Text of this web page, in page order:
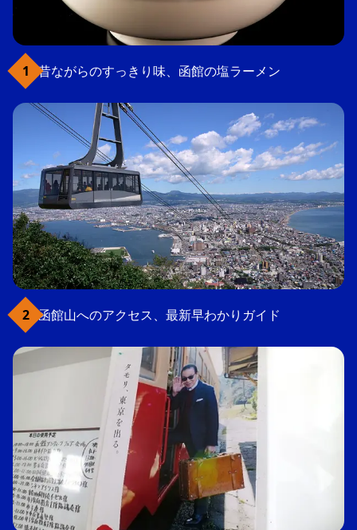
昔ながらのすっきり味、函館の塩ラーメン
函館山へのアクセス、最新早わかりガイド